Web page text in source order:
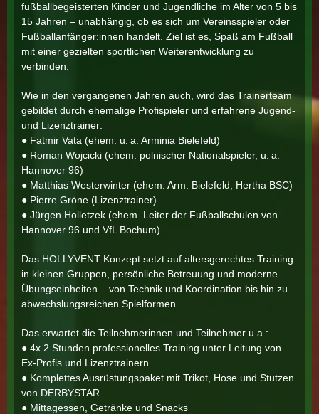
fußballbegeisterten Kinder und Jugendliche im Alter von 5 bis
15 Jahren – unabhängig, ob es sich um Vereinsspieler oder
Fußballanfänger:innen handelt. Ziel ist es, Spaß am Fußball
mit einer gezielten sportlichen Weiterentwicklung zu
verbinden.
Wie in den vergangenen Jahren auch, wird das Trainerteam
gebildet durch ehemalige Profispieler und erfahrene Jugend-
und Lizenztrainer:
● Fatmir Vata (ehem. u. a. Arminia Bielefeld)
● Roman Wojcicki (ehem. polnischer Nationalspieler, u. a.
Hannover 96)
● Matthias Westerwinter (ehem. Arm. Bielefeld, Hertha BSC)
● Pierre Gröne (Lizenztrainer)
● Jürgen Holletzek (ehem. Leiter der Fußballschulen von
Hannover 96 und VfL Bochum)
Das HOLLYVENT Konzept setzt auf altersgerechtes Training
in kleinen Gruppen, persönliche Betreuung und moderne
Übungseinheiten – von Technik und Koordination bis hin zu
abwechslungsreichen Spielformen.
Das erwartet die Teilnehmerinnen und Teilnehmer u.a.:
● 4x 2 Stunden professionelles Training unter Leitung von
Ex-Profis und Lizenztrainern
● Komplettes Ausrüstungspaket mit Trikot, Hose und Stutzen
von DERBYSTAR
● Mittagessen, Getränke und Snacks